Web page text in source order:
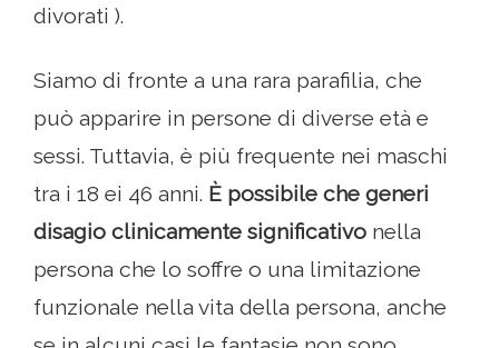
divorati ).
Siamo di fronte a una rara parafilia, che
può apparire in persone di diverse età e
sessi. Tuttavia, è più frequente nei maschi
tra i 18 ei 46 anni. È possibile che generi
disagio clinicamente significativo nella
persona che lo soffre o una limitazione
funzionale nella vita della persona, anche